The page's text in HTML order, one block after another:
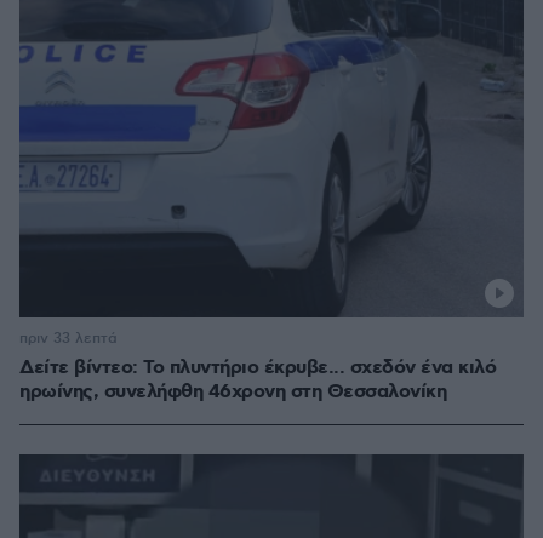
Δείτε βίντεο: Το πλυντήριο έκρυβε... σχεδόν ένα κιλό
ηρωίνης, συνελήφθη 46χρονη στη Θεσσαλονίκη
πριν 33 λεπτά